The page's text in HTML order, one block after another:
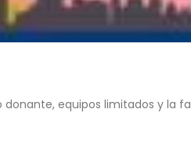
equipos limitados y la